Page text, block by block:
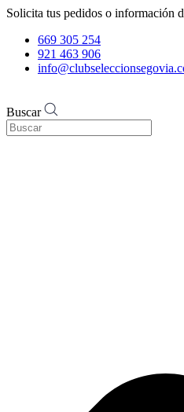
Solicita tus pedidos o información
669 305 254
921 463 906
Buscar